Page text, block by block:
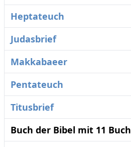
Heptateuch
Judasbrief
Makkabaeer
Pentateuch
Titusbrief
Buch der Bibel mit 11